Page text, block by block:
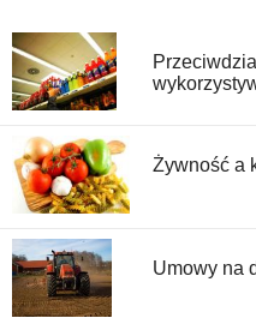
Żywność a
Umowy na